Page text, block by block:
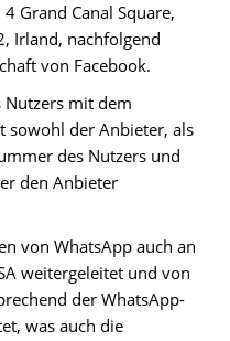
Grand Canal Square,
Irland, nachfolgend
von Facebook.
mit dem
sowohl der Anbieter, als
des Nutzers und
den Anbieter
von WhatsApp auch an
weitergeleitet und von
der WhatsApp-
was auch die